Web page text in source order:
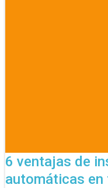
6 ventajas de
automáticas